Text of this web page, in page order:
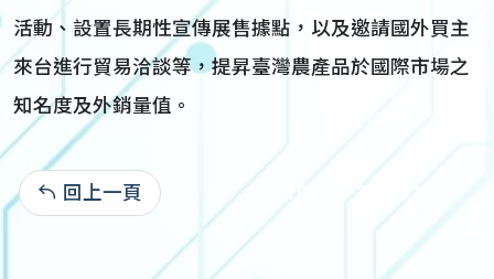
活動、設置長期性宣傳展售據點，以及邀請國外買主
來台進行貿易洽談等，提昇臺灣農產品於國際市場之
知名度及外銷量值。
回上一頁 101-04-27:2,821